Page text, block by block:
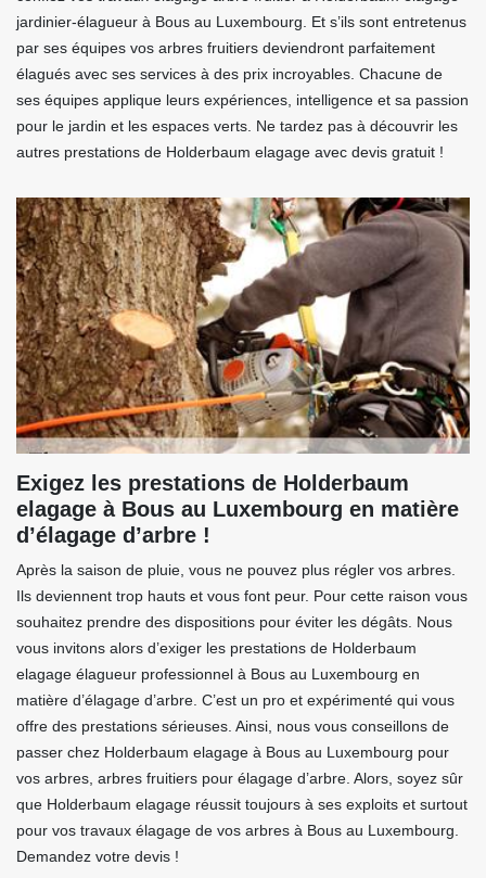
jardinier-élagueur à Bous au Luxembourg. Et s’ils sont entretenus
par ses équipes vos arbres fruitiers deviendront parfaitement
élagués avec ses services à des prix incroyables. Chacune de
ses équipes applique leurs expériences, intelligence et sa passion
pour le jardin et les espaces verts. Ne tardez pas à découvrir les
autres prestations de Holderbaum elagage avec devis gratuit !
Exigez les prestations de Holderbaum
elagage à Bous au Luxembourg en matière
d’élagage d’arbre !
Après la saison de pluie, vous ne pouvez plus régler vos arbres.
Ils deviennent trop hauts et vous font peur. Pour cette raison vous
souhaitez prendre des dispositions pour éviter les dégâts. Nous
vous invitons alors d’exiger les prestations de Holderbaum
elagage élagueur professionnel à Bous au Luxembourg en
matière d’élagage d’arbre. C’est un pro et expérimenté qui vous
offre des prestations sérieuses. Ainsi, nous vous conseillons de
passer chez Holderbaum elagage à Bous au Luxembourg pour
vos arbres, arbres fruitiers pour élagage d’arbre. Alors, soyez sûr
que Holderbaum elagage réussit toujours à ses exploits et surtout
pour vos travaux élagage de vos arbres à Bous au Luxembourg.
Demandez votre devis !